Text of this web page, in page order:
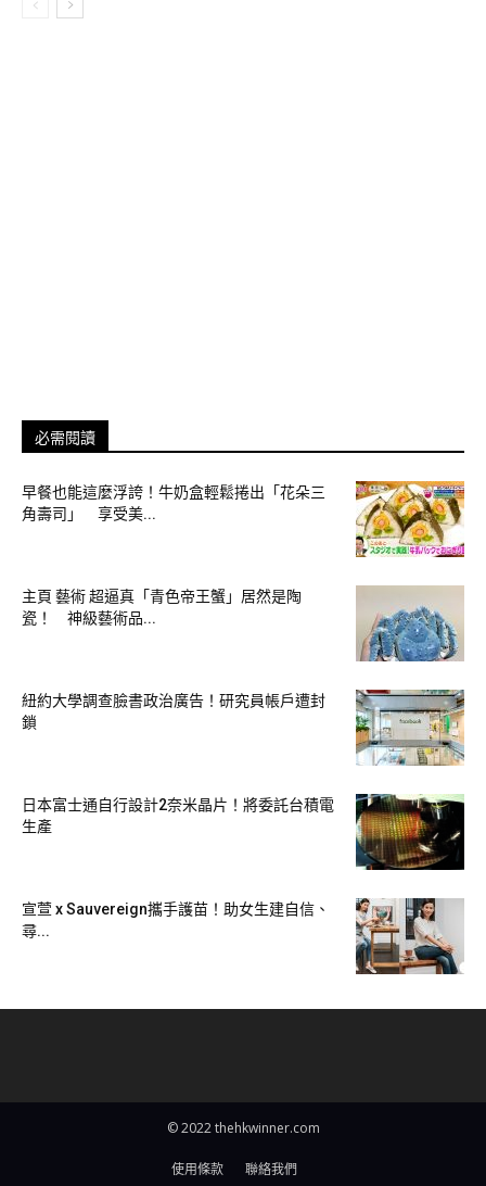
最大特色就是「去中心化」，透過加密演算代碼，以及不斷增
長的數位帳，建立一個獨立、不需中間驗證者，還能防竄改的
未來人類如何把身份跟資產，轉到另個虛擬平行世界，區塊鏈
延伸閱讀：單週暴漲500%的「狗狗幣」是什麼？台灣人最關
注10大加密貨幣排名
freepik
必需閱讀
早餐也能這麼浮誇！牛奶盒輕鬆捲出「花朵三
角壽司」 享受美...
主頁 藝術 超逼真「青色帝王蟹」居然是陶
瓷！ 神級藝術品...
紐約大學調查臉書政治廣告！研究員帳戶遭封
鎖
日本富士通自行設計2奈米晶片！將委託台積電
生產
宣萱 x Sauvereign攜手護苗！助女生建自信、
尋...
© 2022 thehkwinner.com
使用條款 聯絡我們